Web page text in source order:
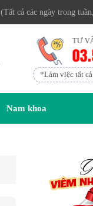
cả các ngày trong
TƯ
*Làm việc tất
Nam khoa